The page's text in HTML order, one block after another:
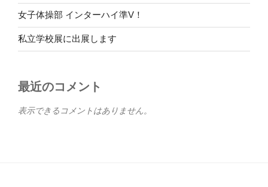
女子体操部 インターハイ準V！
私立学校展に出展します
最近のコメント
表示できるコメントはありません。